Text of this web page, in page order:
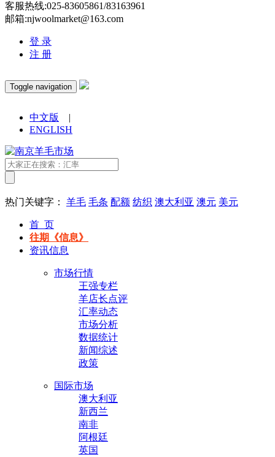
客服热线:025-83605861/83163961
邮箱:njwoolmarket@163.com
登 录
注 册
Toggle navigation
中文版
|
ENGLISH
热门关键字： 羊毛 毛条 配额 纺织 澳大利亚 澳元 美元
首 页
往期《信息》
资讯信息
市场行情
王强专栏
羊店长点评
汇率动态
市场分析
数据统计
新闻综述
政策
国际市场
澳大利亚
新西兰
南非
阿根廷
英国